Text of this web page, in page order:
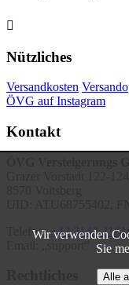
Wir verwenden
Sie
Alle

Nützliches
Versandkosten
ÖVG auf Instagram
Kontakt
Telefon:+43 3142